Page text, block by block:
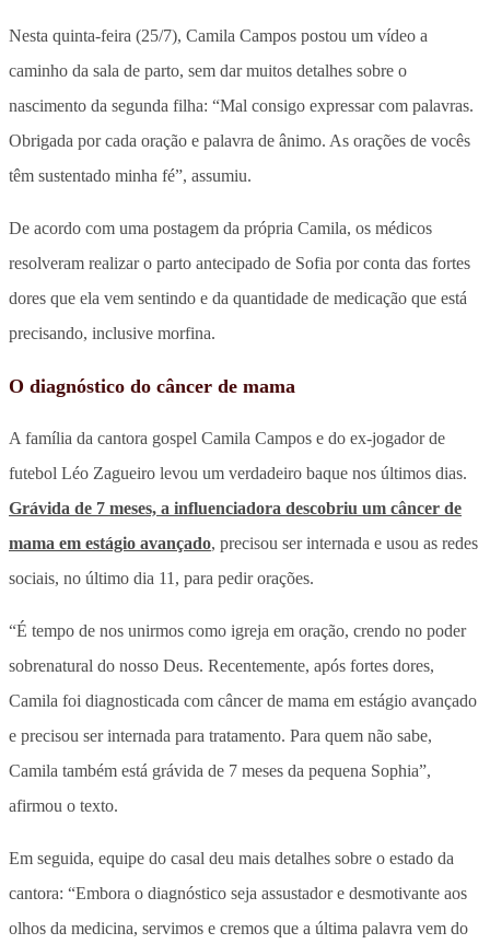
Nesta quinta-feira (25/7), Camila Campos postou um vídeo a
caminho da sala de parto, sem dar muitos detalhes sobre o
nascimento da segunda filha: “Mal consigo expressar com palavras.
Obrigada por cada oração e palavra de ânimo. As orações de vocês
têm sustentado minha fé”, assumiu.
De acordo com uma postagem da própria Camila, os médicos
resolveram realizar o parto antecipado de Sofia por conta das fortes
dores que ela vem sentindo e da quantidade de medicação que está
precisando, inclusive morfina.
O diagnóstico do câncer de mama
A família da cantora gospel Camila Campos e do ex-jogador de
futebol Léo Zagueiro levou um verdadeiro baque nos últimos dias.
Grávida de 7 meses, a influenciadora descobriu um câncer de
mama em estágio avançado, precisou ser internada e usou as redes
sociais, no último dia 11, para pedir orações.
“É tempo de nos unirmos como igreja em oração, crendo no poder
sobrenatural do nosso Deus. Recentemente, após fortes dores,
Camila foi diagnosticada com câncer de mama em estágio avançado
e precisou ser internada para tratamento. Para quem não sabe,
Camila também está grávida de 7 meses da pequena Sophia”,
afirmou o texto.
Em seguida, equipe do casal deu mais detalhes sobre o estado da
cantora: “Embora o diagnóstico seja assustador e desmotivante aos
olhos da medicina, servimos e cremos que a última palavra vem do